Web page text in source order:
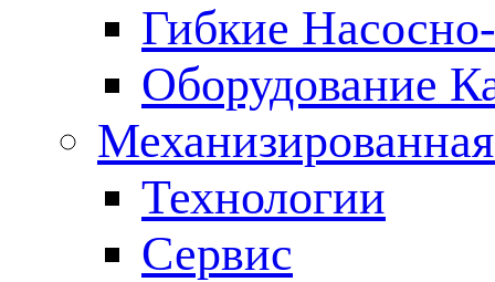
Гибкие
Оборудование
Технологии
Сервис